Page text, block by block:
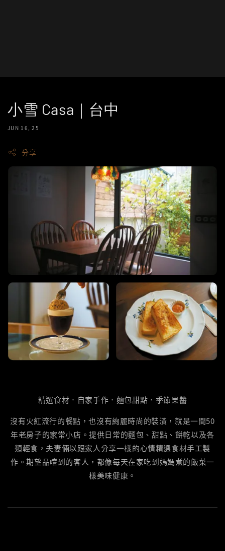
小雪 Casa｜台中
JUN 16, 25
分享
精選食材．自家手作．麵包甜點．季節果醬
沒有火紅流行的餐點，也沒有絢麗時尚的裝潢，就是一間50
年老房子的家常小店。提供日常的麵包、甜點、餅乾以及各
類輕食，夫妻倆以跟家人分享一樣的心情精選食材手工製
作。期望品嚐到的客人，都像每天在家吃到媽媽煮的飯菜一
樣美味健康。